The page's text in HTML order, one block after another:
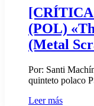
(POL)
(Metal
Por: Santi
quinteto polaco
Leer más